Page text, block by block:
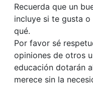
Recuerda que un
incluye si te gusta
qué.
Por favor sé
opiniones de otros
educación dotarán
merece sin la